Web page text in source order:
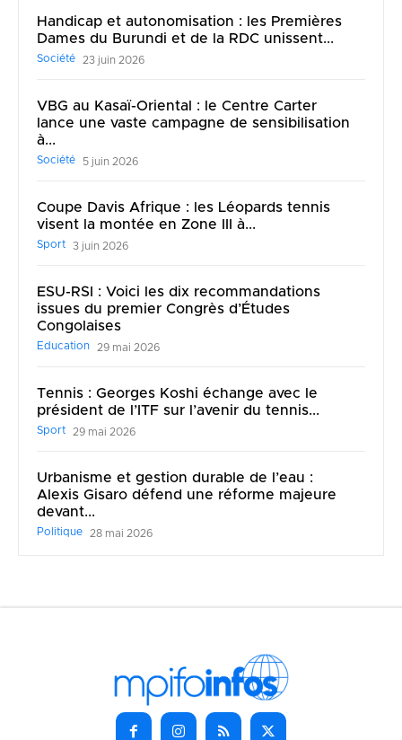
Handicap et autonomisation : les Premières
Dames du Burundi et de la RDC unissent...
Société 23 juin 2026
VBG au Kasaï-Oriental : le Centre Carter
lance une vaste campagne de sensibilisation
à...
Société 5 juin 2026
Coupe Davis Afrique : les Léopards tennis
visent la montée en Zone III à...
Sport 3 juin 2026
ESU-RSI : Voici les dix recommandations
issues du premier Congrès d’Études
Congolaises
Education 29 mai 2026
Tennis : Georges Koshi échange avec le
président de l’ITF sur l’avenir du tennis...
Sport 29 mai 2026
Urbanisme et gestion durable de l’eau :
Alexis Gisaro défend une réforme majeure
devant...
Politique 28 mai 2026